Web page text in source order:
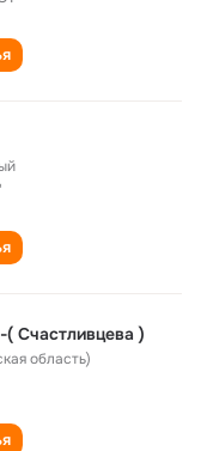
Счастливцева )
область)